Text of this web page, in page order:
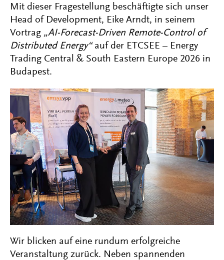
Mit dieser Fragestellung beschäftigte sich unser
Head of Development, Eike Arndt, in seinem
Vortrag „AI-Forecast-Driven Remote-Control of
Distributed Energy“auf der ETCSEE – Energy
Trading Central & South Eastern Europe 2026 in
Budapest.
Wir blicken auf eine rundum erfolgreiche
Veranstaltung zurück. Neben spannenden